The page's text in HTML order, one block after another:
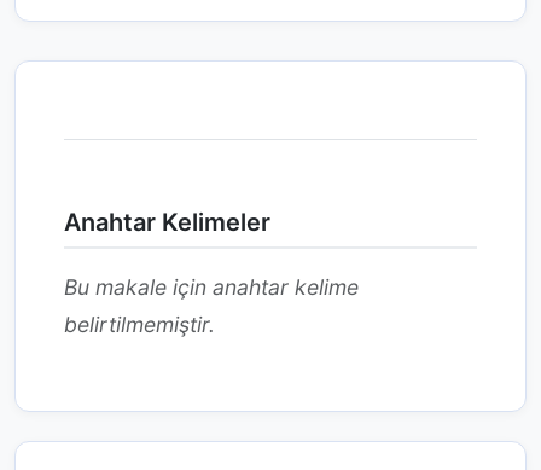
Anahtar Kelimeler
Bu makale için anahtar kelime
belirtilmemiştir.